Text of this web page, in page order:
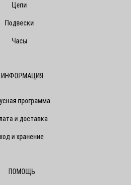
Цепи
Подвески
Часы
ИНФОРМАЦИЯ
программа
и доставка
и хранение
ПОМОЩЬ